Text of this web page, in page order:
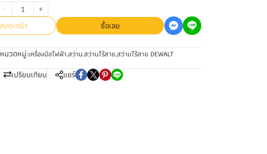
งตะกร้า
ซื้อเลย
หมวดหมู่:เครื่องมือไฟฟ้า,สว่าน,สว่านไร้สาย,สว่านไร้สาย DEWALT
เปรียบเทียบ แชร์